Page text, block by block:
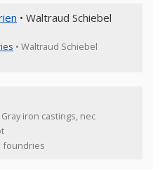
• Waltraud Schiebel
• Waltraud Schiebel
Gray iron castings, nec
foundries